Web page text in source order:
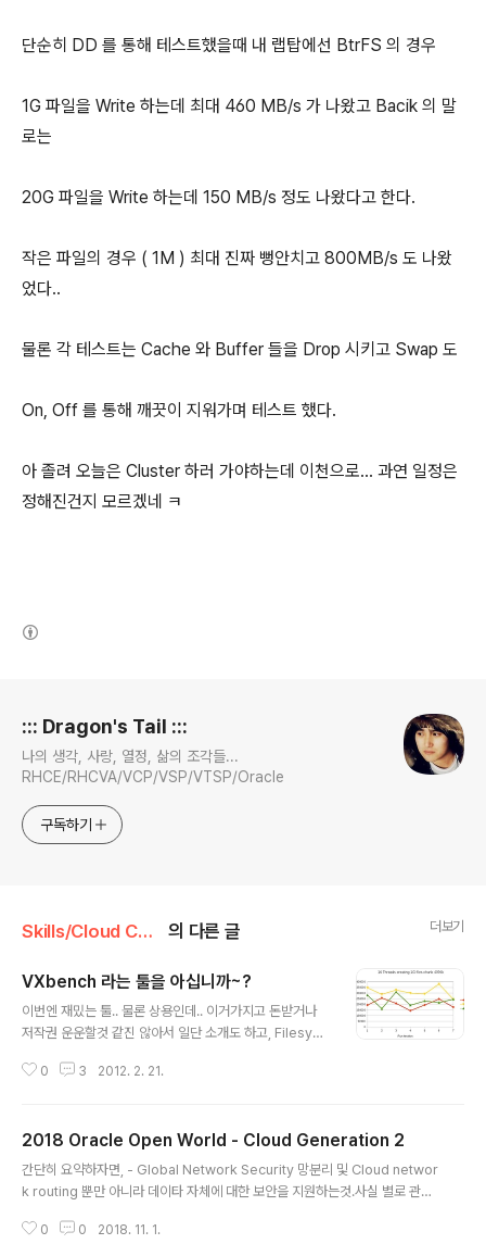
단순히 DD 를 통해 테스트했을때 내 랩탑에선 BtrFS 의 경우
1G 파일을 Write 하는데 최대 460 MB/s 가 나왔고 Bacik 의 말
로는
20G 파일을 Write 하는데 150 MB/s 정도 나왔다고 한다.
작은 파일의 경우 ( 1M ) 최대 진짜 뻥안치고 800MB/s 도 나왔
었다..
물론 각 테스트는 Cache 와 Buffer 들을 Drop 시키고 Swap 도
On, Off 를 통해 깨끗이 지워가며 테스트 했다.
아 졸려 오늘은 Cluster 하러 가야하는데 이천으로... 과연 일정은
정해진건지 모르겠네 ㅋ
::: Dragon's Tail :::
나의 생각, 사랑, 열정, 삶의 조각들...
RHCE/RHCVA/VCP/VSP/VTSP/Oracle
구독하기
Skills/Cloud Computing 의 다른 글 더보기
VXbench 라는 툴을 아십니까~?
이번엔 재밌는 툴.. 물론 상용인데.. 이거가지고 돈받거나
저작권 운운할것 같진 않아서 일단 소개도 하고, Filesyst
글이다. 혹여 저작권 문제가 된다면 바로 삭제할 것이다. S
는 얘기일 것이다. 요즘 Filesystem I/O test 를 하면서
dd 만큼 간편하고, Iozone 이나 Bonnie++ 만큼 상세한
설정이 가능한 Test 툴이 없을까 고민하던차에, Symant
서 결과를 보내달라는 요청을 받게 된다... volume mang
0 3 2012. 2. 21.
2018 Oracle Open World - Cloud Generation 2
간단히 요약하자면, - Global Network Security 망분리 및 Cloud networ
k routing 뿐만 아니라 데이타 자체에 대한 보안을 지원하는것.사실 별로 관심
레퍼토리로 지속적인 LDC (Local DataCentre) 또는 HDC (Hub DataCen
0 0 2018. 11. 1.